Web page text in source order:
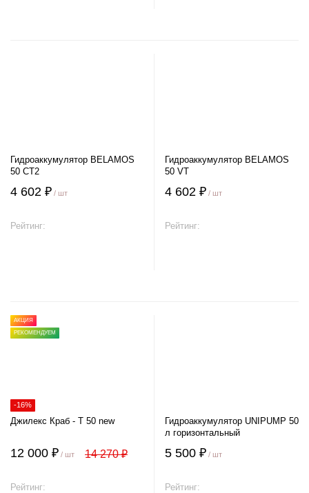
Гидроаккумулятор BELAMOS
50 CT2
4 602 ₽ / шт
Рейтинг:
Гидроаккумулятор BELAMOS
50 VT
4 602 ₽ / шт
Рейтинг:
АКЦИЯ
РЕКОМЕНДУЕМ
-16%
Джилекс Краб - Т 50 new
12 000 ₽ / шт 14 270 ₽
Рейтинг:
Гидроаккумулятор UNIPUMP 50
л горизонтальный
5 500 ₽ / шт
Рейтинг: